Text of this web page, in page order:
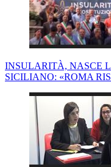
INSULARITÀ, NASCE
SICILIANO: «ROMA